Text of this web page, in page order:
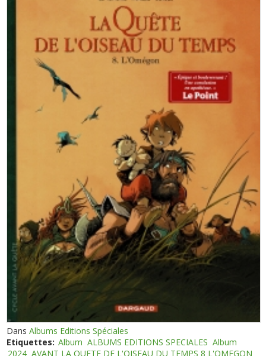
DansAlbums Editions Spéciales
Etiquettes: Album ALBUMS EDITIONS SPECIALES Album
2024 AVANT LA QUETE DE L'OISEAU DU TEMPS 8 L'OMEGON